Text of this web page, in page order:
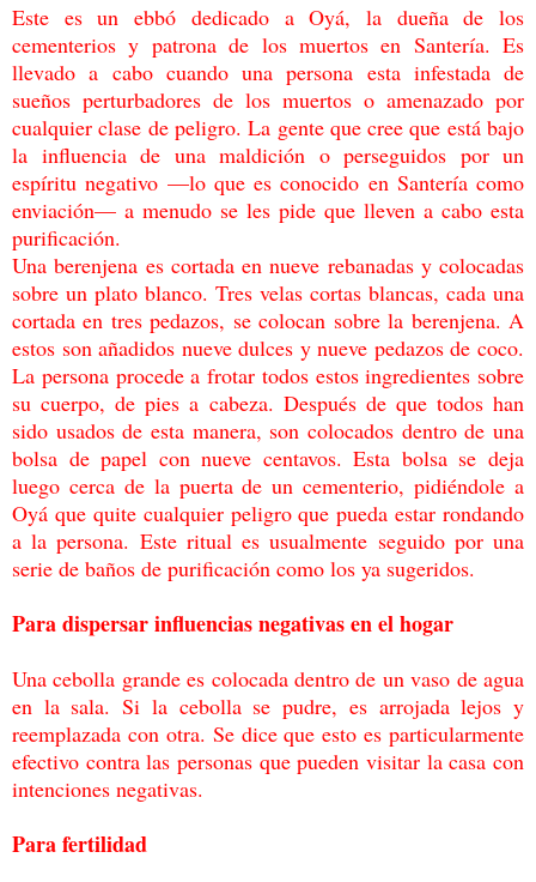
Este es un ebbó dedicado a Oyá, la dueña de los
cementerios y patrona de los muertos en Santería. Es
llevado a cabo cuando una persona esta infestada de
sueños perturbadores de los muertos o amenazado por
cualquier clase de peligro. La gente que cree que está bajo
la influencia de una maldición o perseguidos por un
espíritu negativo —lo que es conocido en Santería como
enviación— a menudo se les pide que lleven a cabo esta
purificación.
Una berenjena es cortada en nueve rebanadas y colocadas
sobre un plato blanco. Tres velas cortas blancas, cada una
cortada en tres pedazos, se colocan sobre la berenjena. A
estos sonañadidos nueve dulces y nueve pedazos de coco.
La persona procede a frotar todos estosingredientes sobre
su cuerpo, de pies a cabeza. Después de que todos han
sido usados de esta manera, son colocados dentro de una
bolsa de papel con nueve centavos. Esta bolsa se deja
luego cerca de la puerta de un cementerio, pidiéndole a
Oyá que quite cualquier peligro que pueda estar rondando
a la persona. Este ritual es usualmente seguido por una
serie de baños de purificación como los ya sugeridos.
Para dispersar influencias negativas en el hogar
Una cebolla grande es colocada dentro de un vaso de agua
en la sala. Si la cebolla se pudre, es arrojada lejos y
reemplazada con otra. Se dice que esto es particularmente
efectivo contra las personas que pueden visitar la casa con
intenciones negativas.
Para fertilidad